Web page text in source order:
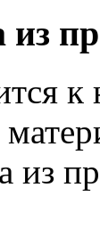
из
из